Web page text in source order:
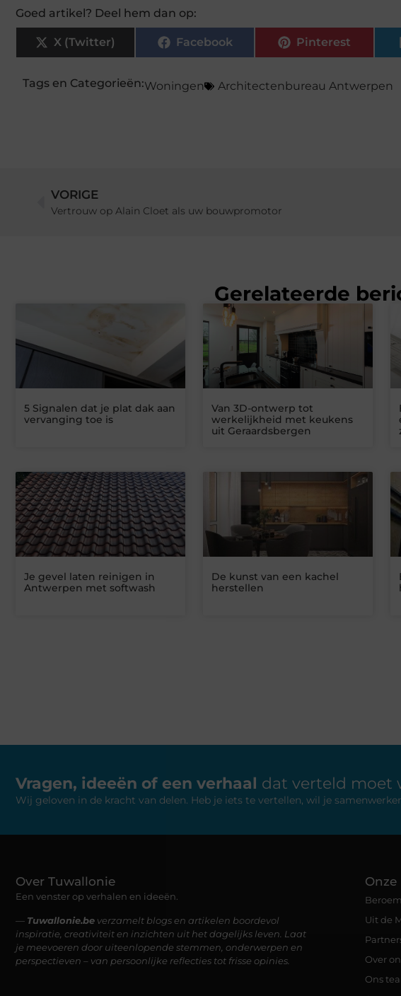
Goed artikel? Deel hem dan op:
X (Twitter) Facebook Pinterest
Tags en Categorieën:Woningen Architectenbureau Antwerpen
VORIGE
Vertrouw op Alain Cloet als uw bouwpromotor
Gerelateerde
5 Signalen dat je plat dak aan
vervanging toe is
Van 3D-ontwerp tot
werkelijkheid met keukens
uit Geraardsbergen
Je gevel laten reinigen in
Antwerpen met softwash
De kunst van een kachel
herstellen
Vragen, ideeën of een verhaal dat verteld moet
Wij geloven in de kracht van delen. Heb je iets te vertellen, wil je
Over Tuwallonie
Een venster op verhalen en ideeën.
— Tuwallonie.be verzamelt blogs en artikelen boordevol
inspiratie, creativiteit en inzichten uit het dagelijks leven. Laat
je meevoeren door uiteenlopende stemmen, onderwerpen en
perspectieven – van persoonlijke reflecties tot frisse opinies.
Uit de
Over
Ons